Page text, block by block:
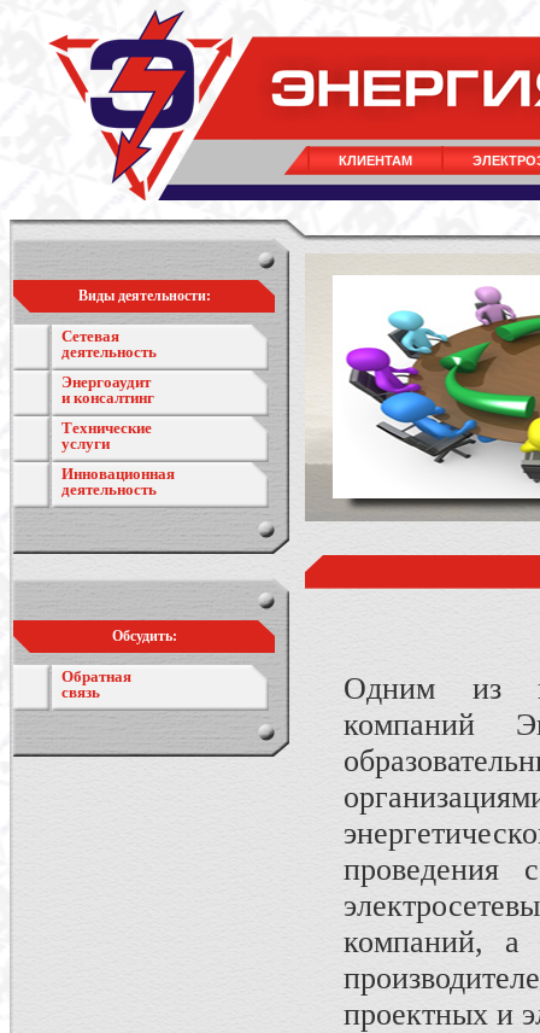
КЛИЕНТАМ
Виды деятельности:
Сетевая
деятельность
Энергоаудит
и консалтинг
Технические
услуги
Инновационная
деятельность
Обсудить:
Обратная
связь
Одним из
компаний
проведения
компаний, а
проектных и